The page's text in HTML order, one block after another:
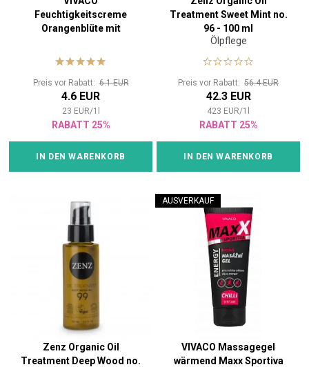
Feuchtigkeitscreme
Orangenblüte mit
ml
Preis vor Rabatt:6.1 EUR
4.6 EUR
23 EUR/1
RABATT 25%
IN DEN WARENKORB
Treatment Sweet Mint no.
96 - 100 ml
Ölpflege
Preis vor Rabatt: 56.4 EUR
42.3 EUR
423 EUR/1
RABATT 25%
IN DEN WARENKORB
Zenz Organic Oil
Treatment Deep Wood no.
AUSVERKAUF
VIVACO Massagegel
wärmend Maxx Sportiva